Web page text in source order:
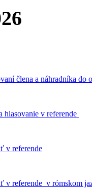
člena a náhradníka
hlasovanie v referende
v referende
v referende v rómskom